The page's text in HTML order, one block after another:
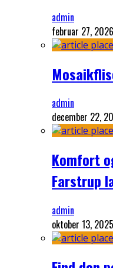
admin
februar 27, 2026
admin
december 22,
Komfort
Farstrup
admin
oktober 13, 2025